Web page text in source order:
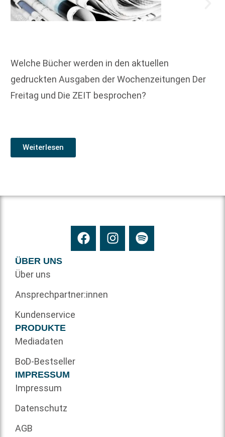
Welche Bücher werden in den aktuellen
gedruckten Ausgaben der Wochenzeitungen Der
Freitag und Die ZEIT besprochen?
Weiterlesen
ÜBER UNS
Über uns
Ansprechpartner:innen
Kundenservice
PRODUKTE
Mediadaten
BoD-Bestseller
IMPRESSUM
Impressum
Datenschutz
AGB